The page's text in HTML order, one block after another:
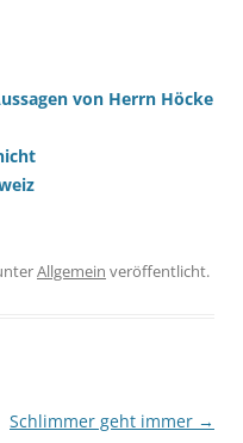
von Herrn Höcke
Allgemein veröffentlicht.
Schlimmer geht immer →